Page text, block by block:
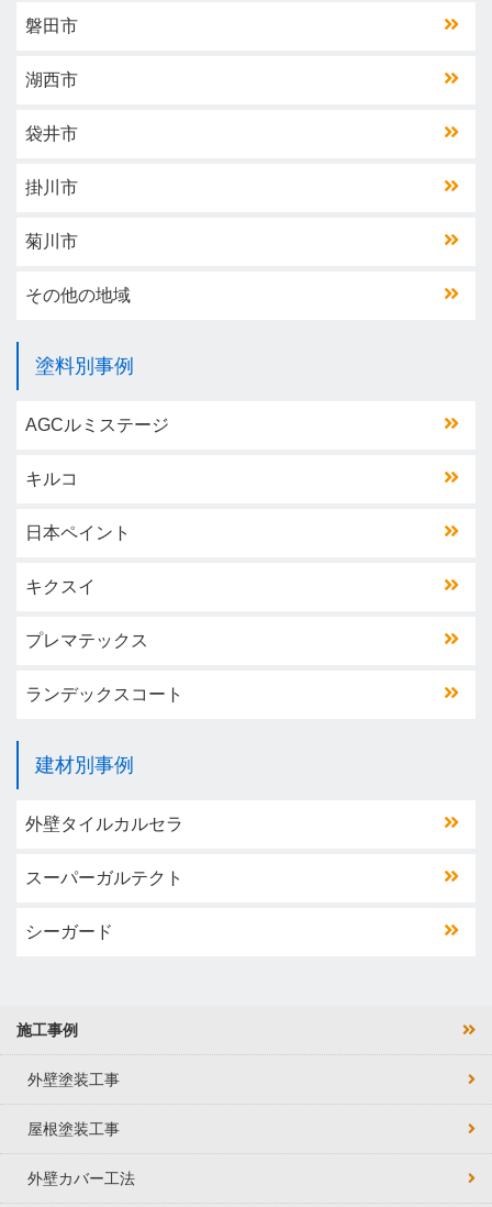
磐田市
湖西市
袋井市
掛川市
菊川市
その他の地域
塗料別事例
AGCルミステージ
キルコ
日本ペイント
キクスイ
プレマテックス
ランデックスコート
建材別事例
外壁タイルカルセラ
スーパーガルテクト
シーガード
施工事例
外壁塗装工事
屋根塗装工事
外壁カバー工法